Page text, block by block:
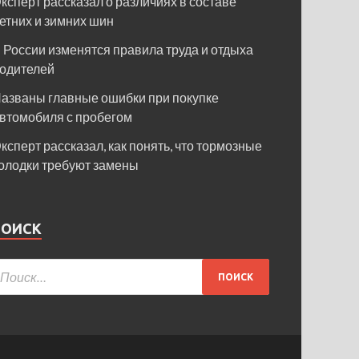
и зимних шин
России изменятся правила труда и отдыха
главные ошибки при покупке
с пробегом
рассказал, как понять, что тормозные
требуют замены